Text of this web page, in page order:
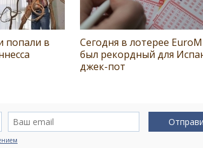
попали в
Сегодня в лотерее
был рекордный для
джек-пот